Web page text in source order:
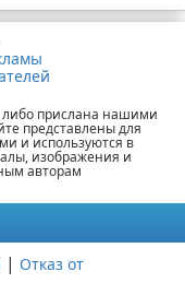
либо прислана нашими
представлены для
и используются в
изображения и
авторам
| Отказ от